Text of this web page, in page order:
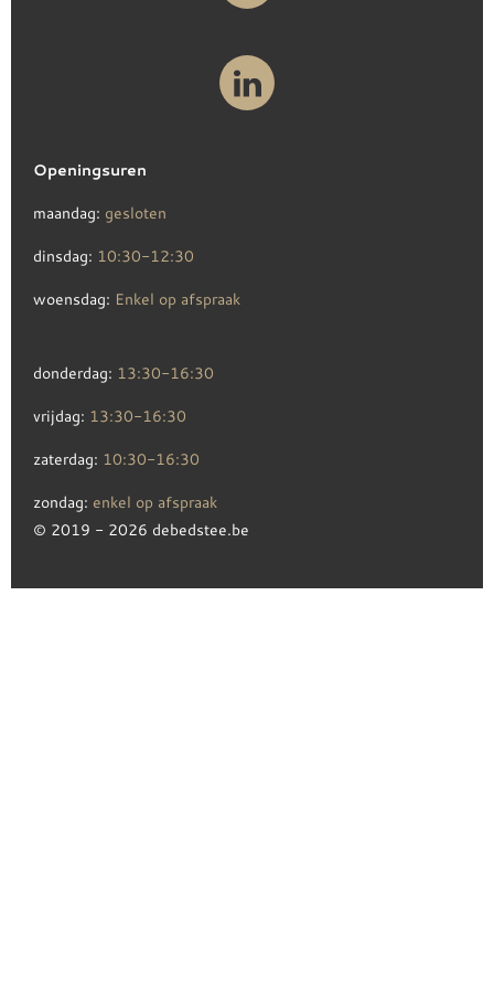
Openingsuren
maandag: gesloten
dinsdag: 10:30-12:30
woensdag: Enkel op afspraak
donderdag: 13:30-16:30
vrijdag: 13:30-16:30
zaterdag: 10:30-16:30
zondag: enkel op afspraak
© 2019 - 2026 debedstee.be